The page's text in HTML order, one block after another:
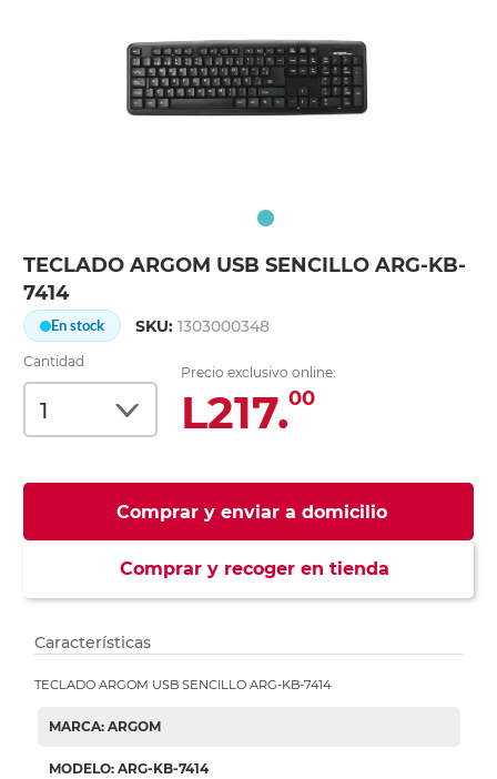
TECLADO ARGOM USB SENCILLO ARG-KB-
7414
En stock SKU:1303000348
Cantidad
Precio exclusivo online:
L217.00
Comprar y enviar a domicilio
Comprar y recoger en tienda
Características
TECLADO ARGOM USB SENCILLO ARG-KB-7414
MARCA: ARGOM
MODELO: ARG-KB-7414